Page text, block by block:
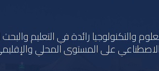
والتكنولوجيا رائدة في التعليم
على المستوى المحلي